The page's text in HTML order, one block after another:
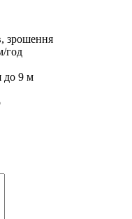
зрошення
год
до 9 м